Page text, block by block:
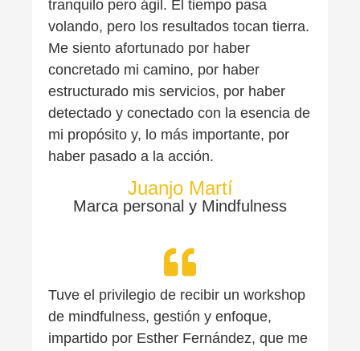
tranquilo pero ágil. El tiempo pasa
volando, pero los resultados tocan tierra.
Me siento afortunado por haber
concretado mi camino, por haber
estructurado mis servicios, por haber
detectado y conectado con la esencia de
mi propósito y, lo más importante, por
haber pasado a la acción.
Juanjo Martí
Marca personal y Mindfulness
Tuve el privilegio de recibir un workshop
de mindfulness, gestión y enfoque,
impartido por Esther Fernández, que me